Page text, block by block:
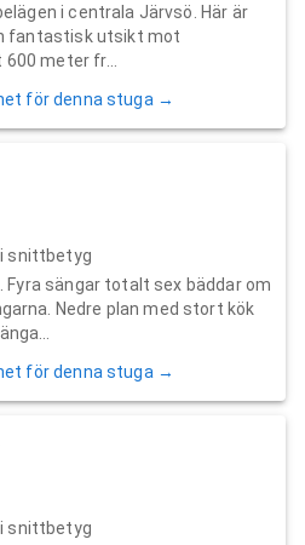
i centrala Järvsö. Här är
fantastisk utsikt mot
meter fr...
för denna stuga →
snittbetyg
sängar totalt sex bäddar om
Nedre plan med stort kök
för denna stuga →
snittbetyg